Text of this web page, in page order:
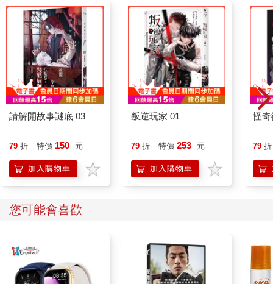
曾稱它是「地圖學的決定性時刻」。彼得斯絕對不是譴責麥卡托
投影法的第一人（就算他曾譴責過，加入的時間也太晚了），但
是他如此擅長製造戲劇效果，使得地圖學看起來明顯具有政治色
彩，而這是其他地圖從來未能做到的地步。如果我們只看到自我
推銷和外行人容易受騙這兩點，或者只關注它在數學技術上的缺
失，都會忽略了那場更大的鬥爭。這是一場爭奪，目標是彼得斯
所謂的「世界圖景」（a world picture）。對某種地圖投影法的偏
好勝過另一種，這會關連到我們——不管是個人還是集體——用
什麼方法去理解整個地球以及地球各部分之間的關係。雖然彼得
題：是什麼樣的敘事、偏見和未經檢驗的假設——換言之，是什
有關，也關乎地圖本身在傳達什麼。
成長背景來看，他是共產主義者。他出生於第一次世界大戰期間
的西柏林，當時他父母活躍於被稱之為斯巴達克同盟（Spartacus
League）的馬克思主義革命運動（Marxist revolutionary
movement）。他在成長過程中遊遍各地，包括歐洲、蘇聯和北美
洲，並參加過自行車競速比賽。他家中時有激進主義者來訪，其
中非裔美國作家威廉．皮坎（William Pickens）令他留下深刻印
請解開故事謎底 03
79 折 特價 150 元
加入購物車
叛逆玩家 01
79 折 特價 253 元
加入購物車
怪
79 折
您可能會喜歡